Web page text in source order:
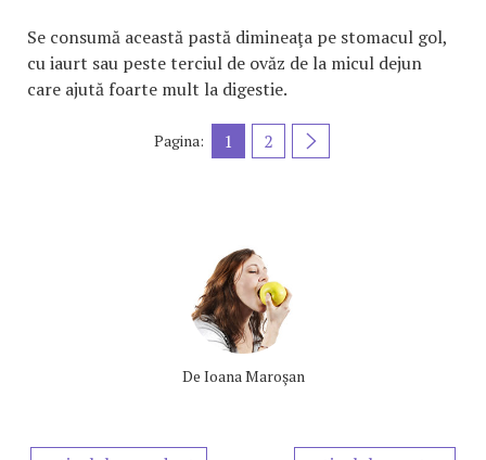
Se consumă această pastă dimineaţa pe stomacul gol,
cu iaurt sau peste terciul de ovăz de la micul dejun
care ajută foarte mult la digestie.
Pagina: 1 2
De Ioana Maroşan